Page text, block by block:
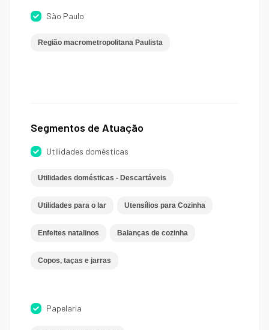
São Paulo
Região macrometropolitana Paulista
Segmentos de Atuação
Utilidades domésticas
Utilidades domésticas - Descartáveis
Utilidades para o lar Utensílios para Cozinha
Enfeites natalinos Balanças de cozinha
Copos, taças e jarras
Papelaria